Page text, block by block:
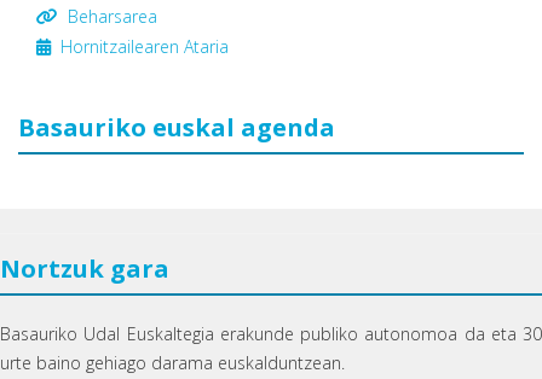
Beharsarea
Hornitzailearen Ataria
Basauriko euskal agenda
Nortzuk gara
Basauriko Udal Euskaltegia erakunde publiko autonomoa da eta 30
urte baino gehiago darama euskalduntzean.